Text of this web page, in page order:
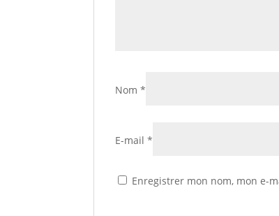
Nom*
E-mail*
Enregistrer mon nom, mon e-